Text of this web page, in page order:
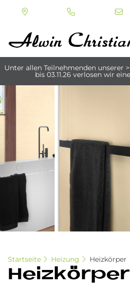
zum
Unter allen Teilnehmenden unserer
bis 03.11.26 verlosen wir
Startseite Heizung Heizkörper